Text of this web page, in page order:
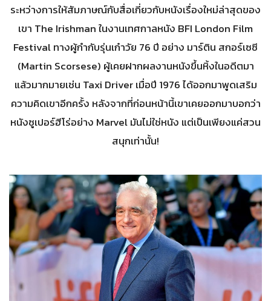
ระหว่างการให้สัมภาษณ์กับสื่อเกี่ยวกับหนังเรื่องใหม่ล่าสุดของ
เขา The Irishman ในงานเทศกาลหนัง BFI London Film
Festival ทางผู้กำกับรุ่นเก๋าวัย 76 ปี อย่าง มาร์ติน สกอร์เซซี
(Martin Scorsese) ผู้เคยฝากผลงานหนังขึ้นหิ้งในอดีตมา
แล้วมากมายเช่น Taxi Driver เมื่อปี 1976 ได้ออกมาพูดเสริม
ความคิดเขาอีกครั้ง หลังจากที่ก่อนหน้านี้เขาเคยออกมาบอกว่า
หนังซูเปอร์ฮีโร่อย่าง Marvel มันไม่ใช่หนัง แต่เป็นเพียงแค่สวน
สนุกเท่านั้น!